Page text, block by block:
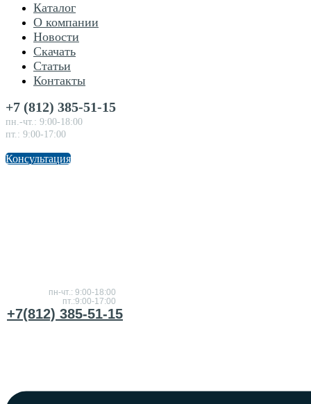
пн-чт.: 9:00-18:00
пт.:9:00-17:00
+7(812) 385-51-15
Каталог
О компании
Новости
Скачать
Статьи
Контакты
+7 (812) 385-51-15
пн.-чт.: 9:00-18:00
пт.: 9:00-17:00
Консультация